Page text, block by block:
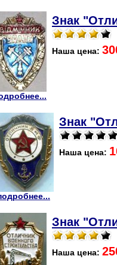
Знак
Наша цена:
Знак
Наша цена:
Знак
Наша цена: